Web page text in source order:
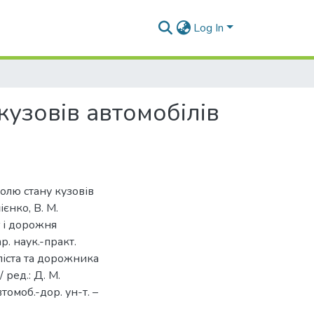
Log In
автомобілів
стану кузовів
В. М.
і дорожня
наук.-практ.
та дорожника
/ ред.: Д. М.
дор. ун-т. –